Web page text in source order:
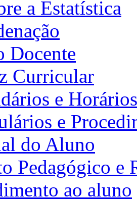
a Estatística
Docente
Curricular
e Horários
e
do Aluno
Pedagógico e
ao aluno